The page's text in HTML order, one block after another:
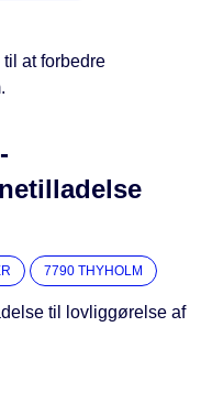
at forbedre
7790 THYHOLM
til lovliggørelse af